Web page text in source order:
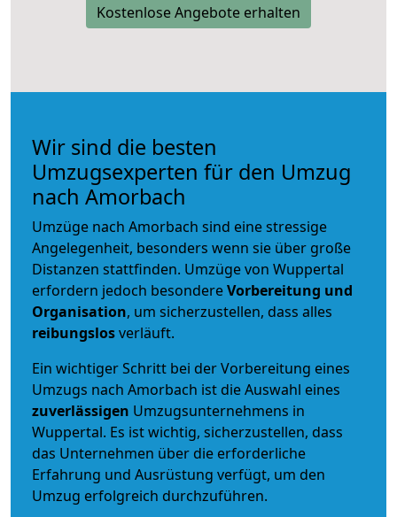
Kostenlose Angebote erhalten
Wir sind die besten
Umzugsexperten für den Umzug
nach Amorbach
Umzüge nach Amorbach sind eine stressige
Angelegenheit, besonders wenn sie über große
Distanzen stattfinden. Umzüge von Wuppertal
erfordern jedoch besondereVorbereitung und
Organisation, um sicherzustellen, dass alles
reibungslosverläuft.
Ein wichtiger Schritt bei der Vorbereitung eines
Umzugs nach Amorbach ist die Auswahl eines
zuverlässigen Umzugsunternehmens in
Wuppertal. Es ist wichtig, sicherzustellen, dass
das Unternehmen über die erforderliche
Erfahrung und Ausrüstung verfügt, um den
Umzug erfolgreich durchzuführen.